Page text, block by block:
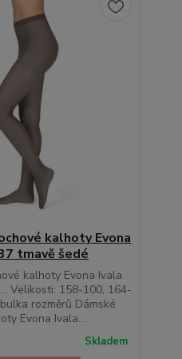
kalhoty Evona
tmavě šedé
kalhoty Evona Ivala
... Velikosti: 158-100, 164-
rozměrů Dámské
Evona Ivala...
Skladem